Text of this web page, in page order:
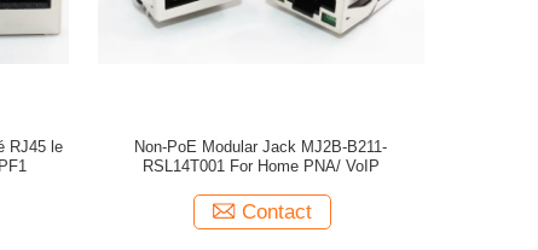
RJ45 le
Non-PoE Modular Jack MJ2B-B211-
RSL14T001 For Home PNA/ VoIP
Contact